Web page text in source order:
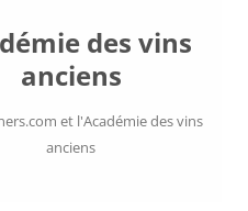
des vins
anciens
et l'Académie des vins
anciens